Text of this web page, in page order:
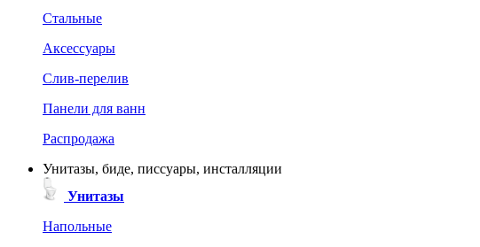
Стальные
Аксессуары
Слив-перелив
Панели для ванн
Распродажа
Унитазы, биде, писсуары, инсталляции
Унитазы
Напольные